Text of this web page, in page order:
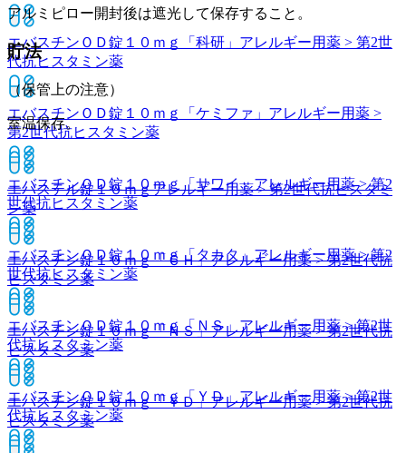
エバスチンＯＤ錠１０ｍｇ「科研」 アレルギー用薬 > 第2世
代抗ヒスタミン薬
エバスチンＯＤ錠１０ｍｇ「ケミファ」 アレルギー用薬 >
第2世代抗ヒスタミン薬
エバスチンＯＤ錠１０ｍｇ「サワイ」アレルギー用薬 > 第2
世代抗ヒスタミン薬
エバスチンＯＤ錠１０ｍｇ「タカタ」 アレルギー用薬 > 第2
世代抗ヒスタミン薬
エバスチンＯＤ錠１０ｍｇ「ＮＳ」 アレルギー用薬 > 第2世
代抗ヒスタミン薬
エバスチンＯＤ錠１０ｍｇ「ＹＤ」 アレルギー用薬 > 第2世
代抗ヒスタミン薬
アルミピロー開封後は遮光して保存すること。
貯法
（保管上の注意）
室温保存。
エバステル錠１０ｍｇアレルギー用薬 > 第2世代抗ヒスタミ
ン薬
エバスチン錠１０ｍｇ「ＣＨ」アレルギー用薬 > 第2世代抗
ヒスタミン薬
エバスチン錠１０ｍｇ「ＮＳ」アレルギー用薬 > 第2世代抗
ヒスタミン薬
エバスチン錠１０ｍｇ「ＹＤ」アレルギー用薬 > 第2世代抗
ヒスタミン薬